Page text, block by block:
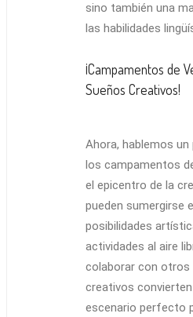
sino también una
las habilidades
¡Campamentos de
Sueños Creativos!
Ahora, hablemos
los campamentos
el epicentro de la
pueden sumergirse
posibilidades
actividades al aire
colaborar con otros
creativos
escenario perfecto